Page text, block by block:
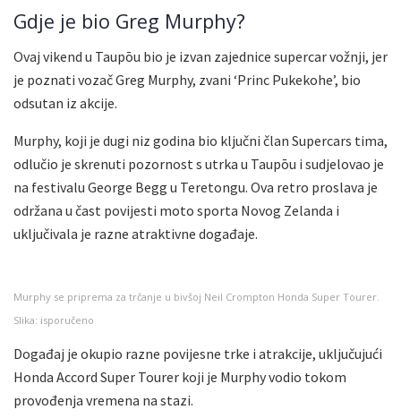
Gdje je bio Greg Murphy?
Ovaj vikend u Taupōu bio je izvan zajednice supercar vožnji, jer
je poznati vozač Greg Murphy, zvani ‘Princ Pukekohe’, bio
odsutan iz akcije.
Murphy, koji je dugi niz godina bio ključni član Supercars tima,
odlučio je skrenuti pozornost s utrka u Taupōu i sudjelovao je
na festivalu George Begg u Teretongu. Ova retro proslava je
održana u čast povijesti moto sporta Novog Zelanda i
uključivala je razne atraktivne događaje.
Murphy se priprema za trčanje u bivšoj Neil Crompton Honda Super Tourer.
Slika: isporučeno
Događaj je okupio razne povijesne trke i atrakcije, uključujući
Honda Accord Super Tourer koji je Murphy vodio tokom
provođenja vremena na stazi.